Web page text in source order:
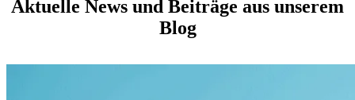
Aktuelle News und Beiträge aus unserem
Blog